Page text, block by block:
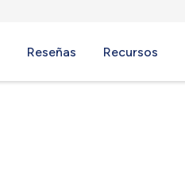
Reseñas Recursos